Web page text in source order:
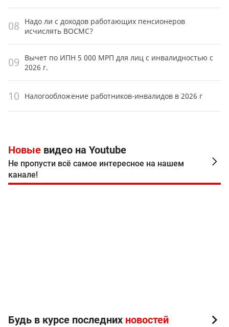
08
Надо ли с доходов работающих пенсионеров
исчислять ВОСМС?
09
Вычет по ИПН 5 000 МРП для лиц с инвалидностью с
2026 г.
10 Налогообложение работников-инвалидов в 2026 г
Новые видео на Youtube
Не пропусти всё самое интересное на нашем
канале!
Будь в курсе последних новостей